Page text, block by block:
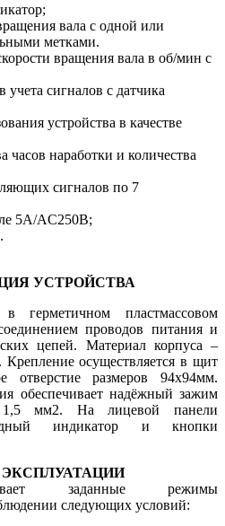
вала с одной или
метками.
вращения вала в об/мин с
учета сигналов с датчика
устройства в качестве
часов наработки и количества
сигналов по 7
5А/AC250В;
УСТРОЙСТВА
в герметичном пластмассовом
проводов питания и
цепей. Материал корпуса –
осуществляется в щит
отверстие размеров 94х94мм.
обеспечивает надёжный зажим
1,5 мм2. На лицевой панели
индикатор и кнопки
заданные режимы
следующих условий: